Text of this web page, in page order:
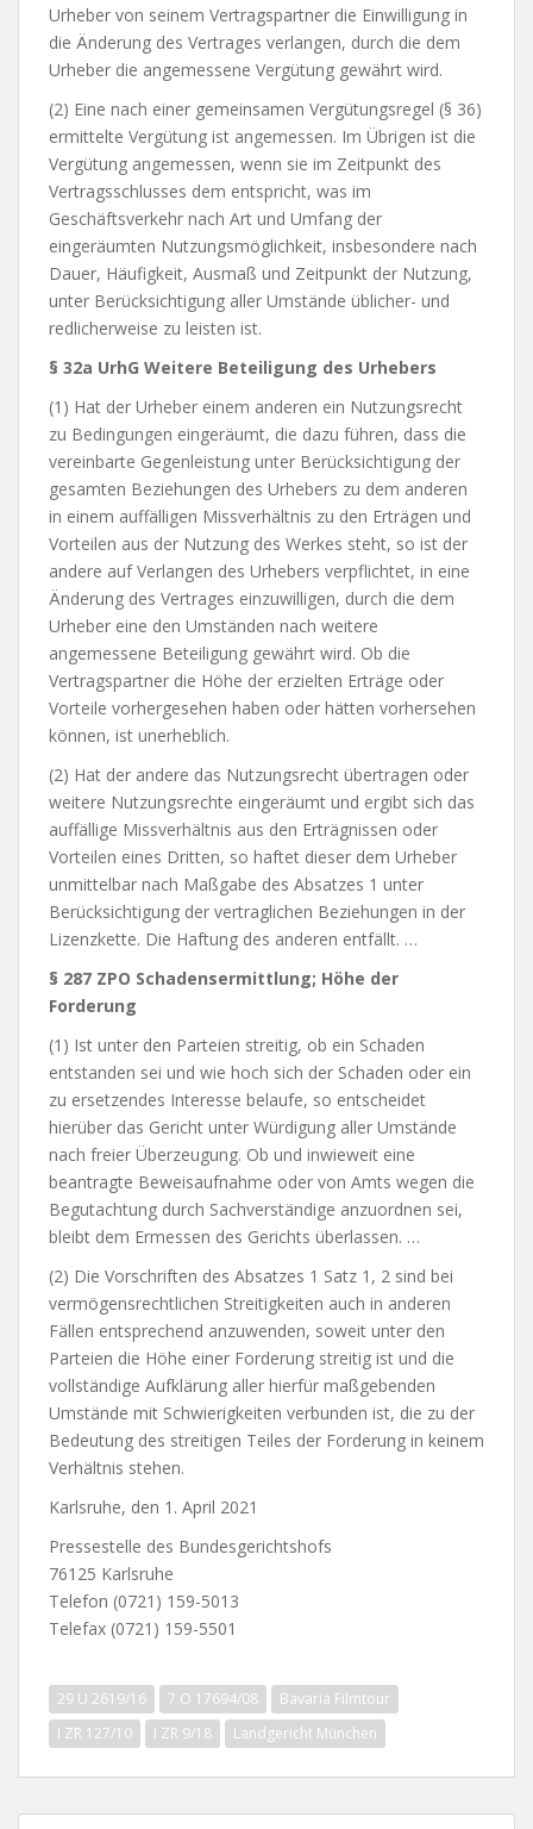
Urheber von seinem Vertragspartner die Einwilligung in
die Änderung des Vertrages verlangen, durch die dem
Urheber die angemessene Vergütung gewährt wird.
(2) Eine nach einer gemeinsamen Vergütungsregel (§ 36)
ermittelte Vergütung ist angemessen. Im Übrigen ist die
Vergütung angemessen, wenn sie im Zeitpunkt des
Vertragsschlusses dem entspricht, was im
Geschäftsverkehr nach Art und Umfang der
eingeräumten Nutzungsmöglichkeit, insbesondere nach
Dauer, Häufigkeit, Ausmaß und Zeitpunkt der Nutzung,
unter Berücksichtigung aller Umstände üblicher- und
redlicherweise zu leisten ist.
§ 32a UrhG Weitere Beteiligung des Urhebers
(1) Hat der Urheber einem anderen ein Nutzungsrecht
zu Bedingungen eingeräumt, die dazu führen, dass die
vereinbarte Gegenleistung unter Berücksichtigung der
gesamten Beziehungen des Urhebers zu dem anderen
in einem auffälligen Missverhältnis zu den Erträgen und
Vorteilen aus der Nutzung des Werkes steht, so ist der
andere auf Verlangen des Urhebers verpflichtet, in eine
Änderung des Vertrages einzuwilligen, durch die dem
Urheber eine den Umständen nach weitere
angemessene Beteiligung gewährt wird. Ob die
Vertragspartner die Höhe der erzielten Erträge oder
Vorteile vorhergesehen haben oder hätten vorhersehen
können, ist unerheblich.
(2) Hat der andere das Nutzungsrecht übertragen oder
weitere Nutzungsrechte eingeräumt und ergibt sich das
auffällige Missverhältnis aus den Erträgnissen oder
Vorteilen eines Dritten, so haftet dieser dem Urheber
unmittelbar nach Maßgabe des Absatzes 1 unter
Berücksichtigung der vertraglichen Beziehungen in der
Lizenzkette. Die Haftung des anderen entfällt. …
§ 287 ZPO Schadensermittlung; Höhe der
Forderung
(1) Ist unter den Parteien streitig, ob ein Schaden
entstanden sei und wie hoch sich der Schaden oder ein
zu ersetzendes Interesse belaufe, so entscheidet
hierüber das Gericht unter Würdigung aller Umstände
nach freier Überzeugung. Ob und inwieweit eine
beantragte Beweisaufnahme oder von Amts wegen die
Begutachtung durch Sachverständige anzuordnen sei,
bleibt dem Ermessen des Gerichts überlassen. …
(2) Die Vorschriften des Absatzes 1 Satz 1, 2 sind bei
vermögensrechtlichen Streitigkeiten auch in anderen
Fällen entsprechend anzuwenden, soweit unter den
Parteien die Höhe einer Forderung streitig ist und die
vollständige Aufklärung aller hierfür maßgebenden
Umstände mit Schwierigkeiten verbunden ist, die zu der
Bedeutung des streitigen Teiles der Forderung in keinem
Verhältnis stehen.
Karlsruhe, den 1. April 2021
Pressestelle des Bundesgerichtshofs
76125 Karlsruhe
Telefon (0721) 159-5013
Telefax (0721) 159-5501
29 U 2619/16 7 O 17694/08
Bavaria Filmtour
I ZR 127/10
I ZR 9/18 Landgericht München